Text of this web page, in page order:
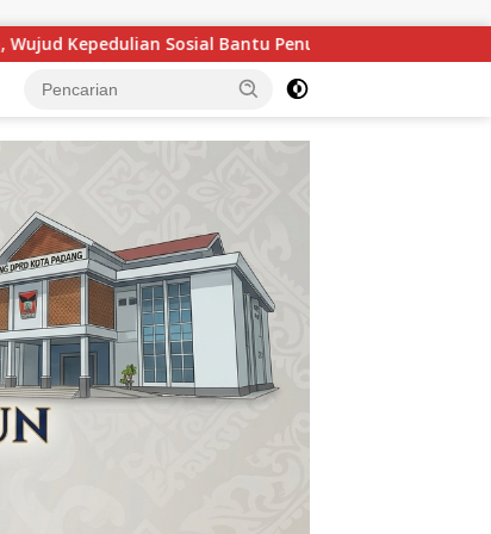
Darah Warga Ladang Famili Jorong Rambatan